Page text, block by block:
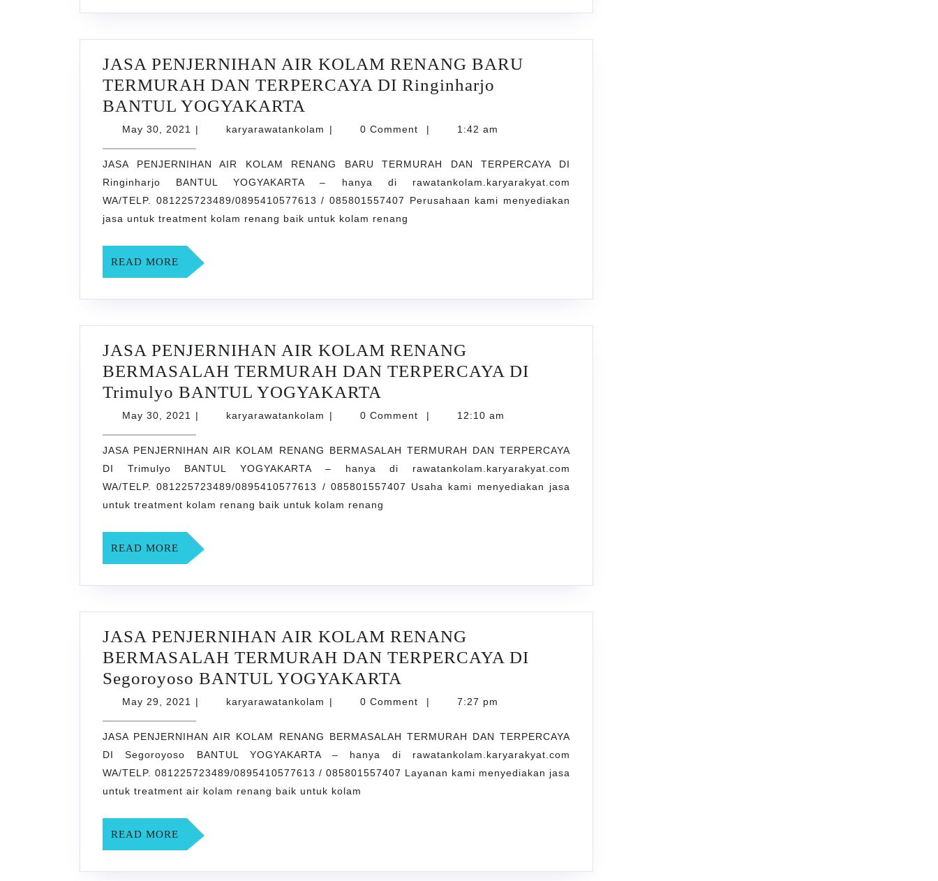
YOGYAKARTA
JASA PENJERNIHAN AIR KOLAM RENANG BARU
TERMURAH DAN TERPERCAYA DI Ringinharjo
BANTUL YOGYAKARTA
PENJERNIHAN
KOLAM
RENANG
BARU
YOGYAKARTA
May 30, 2021
May
| karyarawatankolam karyarawatankolam
| 0 Comment | 1:42 am
JASA PENJERNIHAN AIR KOLAM RENANG BARU TERMURAH DAN TERPERCAYA DI
Ringinharjo BANTUL YOGYAKARTA – hanya di rawatankolam.karyarakyat.com
WA/TELP. 081225723489/0895410577613 / 085801557407 Perusahaan kami menyediakan
jasa untuk treatment kolam renang baik untuk kolam renang
READ MORE READ
MORE
JASA PENJERNIHAN AIR KOLAM RENANG
BERMASALAH TERMURAH DAN TERPERCAYA DI
Trimulyo BANTUL YOGYAKARTA
PENJERNIHAN
KOLAM
RENANG
BERMASALAH
TERMURAH
YOGYAKARTA
May 30, 2021
May
| karyarawatankolam karyarawatankolam
| 0 Comment | 12:10 am
JASA PENJERNIHAN AIR KOLAM RENANG BERMASALAH TERMURAH DAN TERPERCAYA
DI Trimulyo BANTUL YOGYAKARTA – hanya di rawatankolam.karyarakyat.com
WA/TELP. 081225723489/0895410577613 / 085801557407 Usaha kami menyediakan jasa
untuk treatment kolam renang baik untuk kolam renang
READ MORE READ
MORE
JASA PENJERNIHAN AIR KOLAM RENANG
BERMASALAH TERMURAH DAN TERPERCAYA DI
Segoroyoso BANTUL YOGYAKARTA
PENJERNIHAN
KOLAM
RENANG
BERMASALAH
May 29, 2021
May
| karyarawatankolam karyarawatankolam
| 0 Comment | 7:27 pm
JASA PENJERNIHAN AIR KOLAM RENANG BERMASALAH TERMURAH DAN TERPERCAYA
DI Segoroyoso BANTUL YOGYAKARTA – hanya di rawatankolam.karyarakyat.com
WA/TELP. 081225723489/0895410577613 / 085801557407 Layanan kami menyediakan jasa
untuk treatment air kolam renang baik untuk kolam
READ MORE READ
MORE